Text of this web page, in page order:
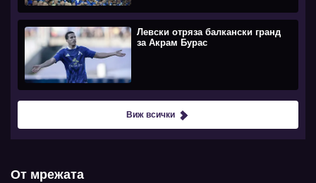
Левски отряза балкански гранд
за Акрам Бурас
Виж всички
От мрежата